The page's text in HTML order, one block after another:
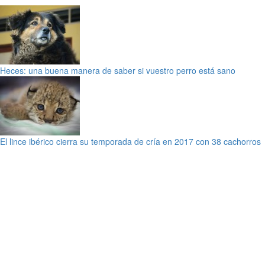
Heces: una buena manera de saber si vuestro perro está sano
El lince ibérico cierra su temporada de cría en 2017 con 38 cachorros